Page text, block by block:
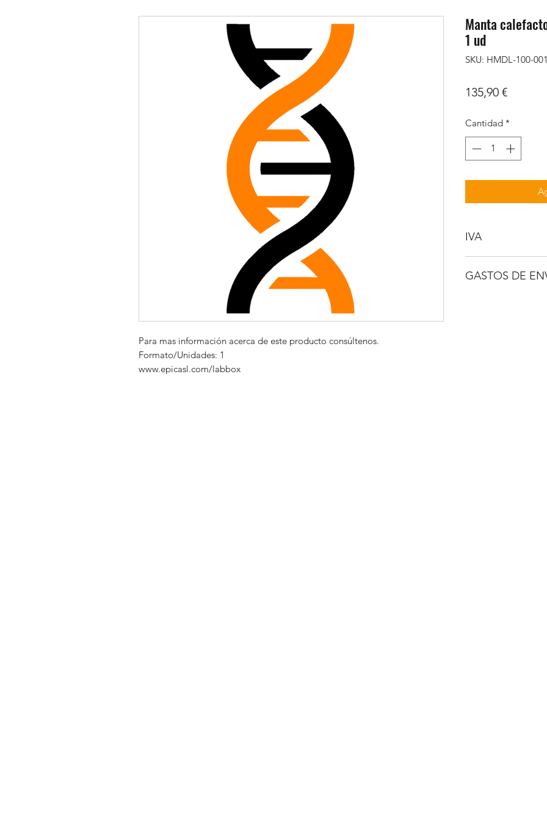
Para mas información acerca de este producto consúltenos.
Formato/Unidades: 1
www.epicasl.com/labbox
Manta
1 ud
SKU: HMDL-100-
135,90 €Precio
Cantidad *
IVA
GASTOS DE